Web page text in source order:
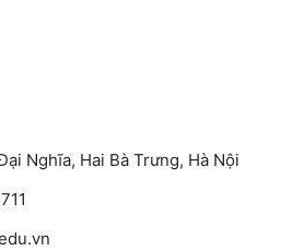
Nghĩa, Hai Bà Trưng, Hà Nội